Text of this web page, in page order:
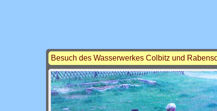
Besuch des Wasserwerkes Colbitz und